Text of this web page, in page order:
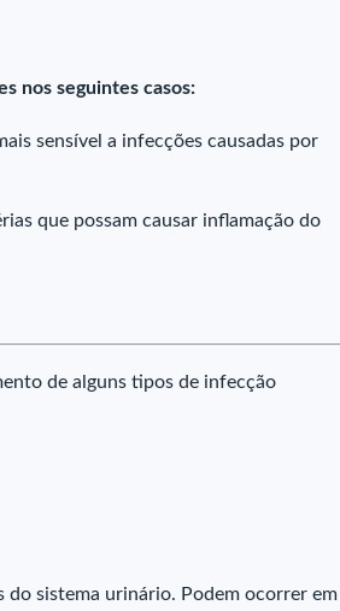
nos seguintes casos:
sensível a infecções causadas por
que possam causar inflamação do
de alguns tipos de infecção
sistema urinário. Podem ocorrer em